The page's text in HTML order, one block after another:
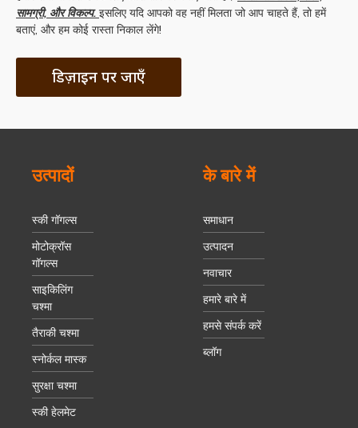
सामग्री, और विकल्प. इसलिए यदि आपको वह नहीं मिलता जो आप चाहते हैं, तो हमें
बताएं, और हम कोई रास्ता निकाल लेंगे!
डिज़ाइन पर जाएँ
उत्पादों
स्की गॉगल्स
मोटोक्रॉस
गॉगल्स
साइकिलिंग
चश्मा
तैराकी चश्मा
स्नोर्कल मास्क
सुरक्षा चश्मा
स्की हेलमेट
के बारे में
समाधान
उत्पादन
नवाचार
हमारे बारे में
हमसे संपर्क करें
ब्लॉग